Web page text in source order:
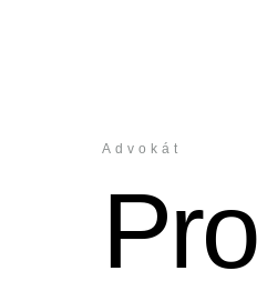
Advokát